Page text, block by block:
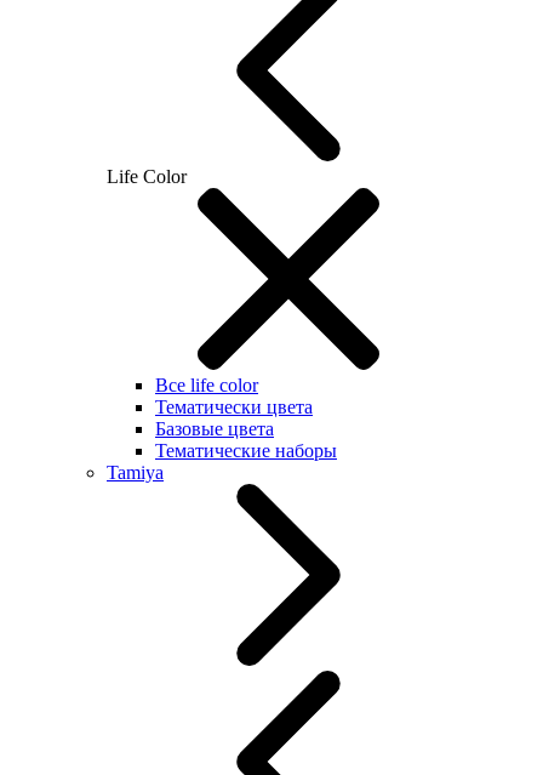
Life Color
Все life color
Тематически цвета
Базовые цвета
Тематические наборы
Tamiya